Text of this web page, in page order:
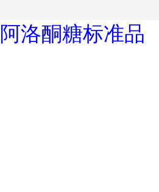
阿洛酮糖标准品